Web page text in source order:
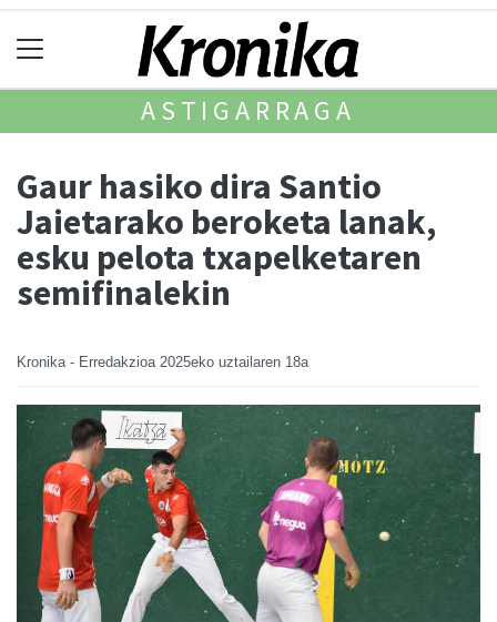
ASTIGARRAGA
Gaur hasiko dira Santio
Jaietarako beroketa lanak,
esku pelota txapelketaren
semifinalekin
Kronika - Erredakzioa 2025eko uztailaren 18a